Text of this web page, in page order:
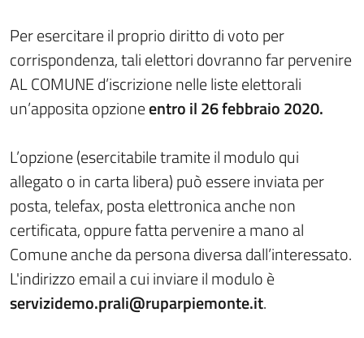
Per esercitare il proprio diritto di voto per
corrispondenza, tali elettori dovranno far pervenire
AL COMUNE d’iscrizione nelle liste elettorali
un’apposita opzioneentro il 26 febbraio 2020.
L’opzione (esercitabile tramite il modulo qui
allegato o in carta libera) può essere inviata per
posta, telefax, posta elettronica anche non
certificata, oppure fatta pervenire a mano al
Comune anche da persona diversa dall’interessato.
L'indirizzo email a cui inviare il modulo è
servizidemo.prali@ruparpiemonte.it.